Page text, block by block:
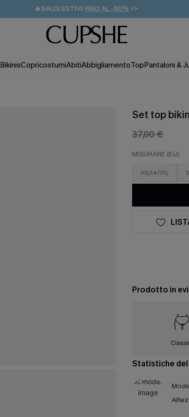
🔥SALDI ESTIVI: FINO AL -50% >>
🚚SPEDIZIONE GRATUITA DA 49€
💌REGALO PER I NUOVI: 20% DI SCONTO*
BikinisCopricostumiAbitiAbbigliamentoTopPantaloni &
Set top
37,00 €
MISURARE (EU)
XS(34/36)
Prodotto in
Statistiche